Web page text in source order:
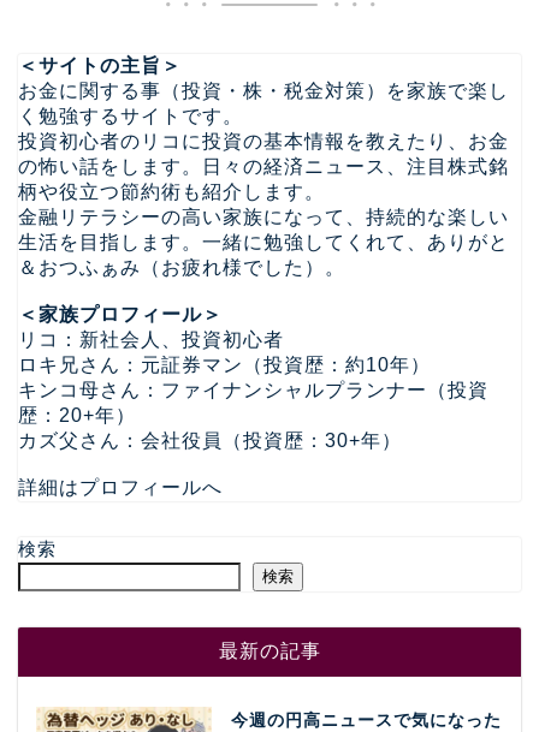
＜サイトの主旨＞
お金に関する事（投資・株・税金対策）を家族で楽し
く勉強するサイトです。
投資初心者のリコに投資の基本情報を教えたり、お金
の怖い話をします。日々の経済ニュース、注目株式銘
柄や役立つ節約術も紹介します。
金融リテラシーの高い家族になって、持続的な楽しい
生活を目指します。一緒に勉強してくれて、ありがと
＆おつふぁみ（お疲れ様でした）。
＜家族プロフィール＞
リコ：新社会人、投資初心者
ロキ兄さん：元証券マン（投資歴：約10年）
キンコ母さん：ファイナンシャルプランナー（投資
歴：20+年）
カズ父さん：会社役員（投資歴：30+年）
詳細はプロフィールへ
検索
検索
最新の記事
今週の円高ニュースで気になった